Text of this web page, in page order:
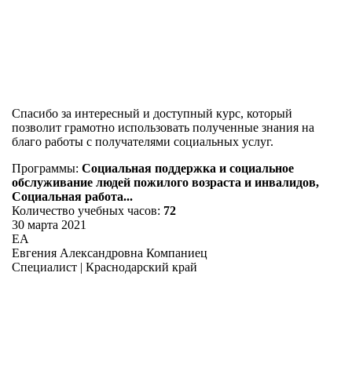
Спасибо за интересный и доступный курс, который
позволит грамотно использовать полученные знания на
благо работы с получателями социальных услуг.
Программы: Социальная поддержка и социальное
обслуживание людей пожилого возраста и инвалидов,
Социальная работа...
Количество учебных часов: 72
30 марта 2021
ЕА
Евгения Александровна Компаниец
Специалист | Краснодарский край